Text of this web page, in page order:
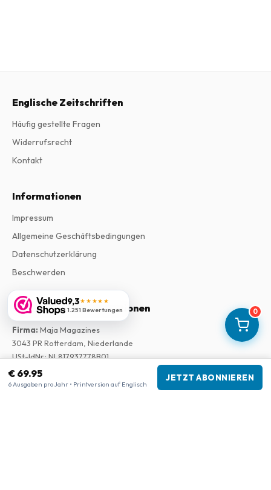
0
€ 69.95
6 Ausgaben pro Jahr • Printversion auf Englisch
JETZT ABONNIEREN
9,3★★★★★
1.251 Bewertungen
Englische Zeitschriften
Häufig gestellte Fragen
Widerrufsrecht
Kontakt
Informationen
Impressum
Allgemeine Geschäftsbedingungen
Datenschutzerklärung
Beschwerden
Unternehmensinformationen
Firma: Maja Magazines
3043 PR Rotterdam, Niederlande
USt-IdNr.:NL817937778B01
Handelskammer